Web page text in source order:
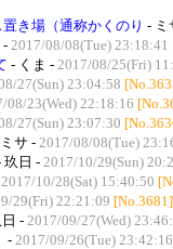
き場（通称かくのり -
- 2017/08/08(Tue) 23:18:41
- くま - 2017/08/25(Fri)
27(Sun) 23:04:58
08/23(Wed) 22:18:16
27(Sun) 23:07:30
サ - 2017/08/08(Tue)
玖日 - 2017/10/29(Sun)
2017/10/28(Sat) 15:40:50
29(Fri) 22:21:09 [No.3681]
- 2017/09/27(Wed)
- 2017/09/26(Tue) 23:42:16